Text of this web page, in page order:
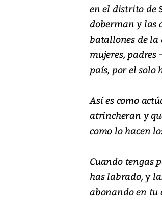
en el distrito de
doberman y las
batallones de la
mujeres, padres
país, por el solo
Así es como
atrincheran y
como lo hacen
Cuando tengas
has labrado, y
abonando en tu